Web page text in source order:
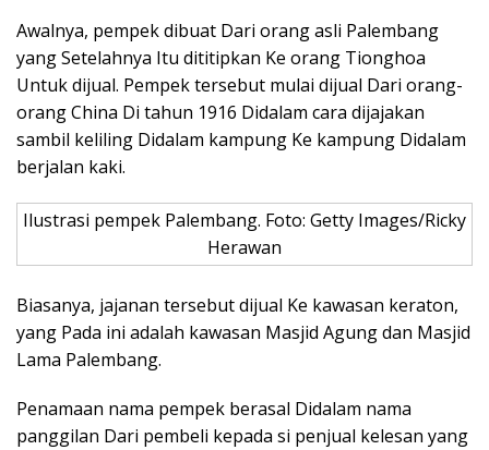
Awalnya, pempek dibuat Dari orang asli Palembang
yang Setelahnya Itu dititipkan Ke orang Tionghoa
Untuk dijual. Pempek tersebut mulai dijual Dari orang-
orang China Di tahun 1916 Didalam cara dijajakan
sambil keliling Didalam kampung Ke kampung Didalam
berjalan kaki.
Ilustrasi pempek Palembang. Foto: Getty Images/Ricky
Herawan
Biasanya, jajanan tersebut dijual Ke kawasan keraton,
yang Pada ini adalah kawasan Masjid Agung dan Masjid
Lama Palembang.
Penamaan nama pempek berasal Didalam nama
panggilan Dari pembeli kepada si penjual kelesan yang